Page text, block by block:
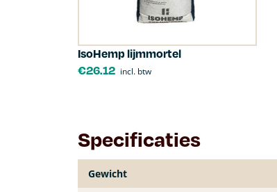
IsoHemp lijmmortel
€26.12 incl. btw
Specificaties
Gewicht